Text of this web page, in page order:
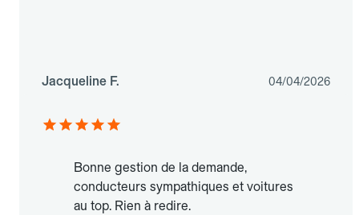
Jacqueline F. 04/04/2026
Bonne gestion de la demande,
conducteurs sympathiques et voitures
au top. Rien à redire.